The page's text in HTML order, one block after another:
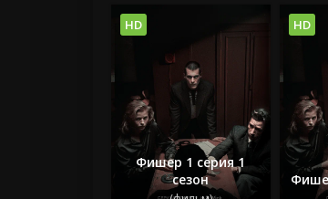
Фишер 1 серия 1
сезон
HD HD